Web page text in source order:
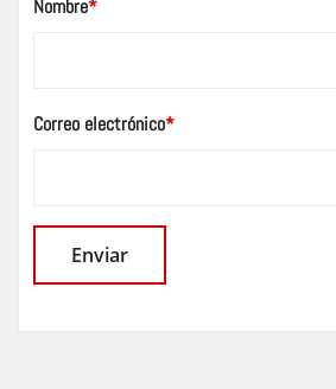
Nombre*
Correo electrónico*